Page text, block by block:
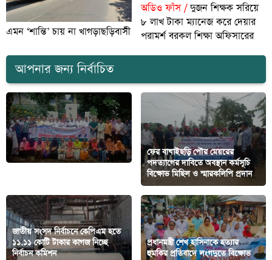
এমন ‘শান্তি’ চায় না খাগড়াছড়িবাসী
অডিও ফাঁস /দুজন শিক্ষক সরিয়ে
৮ লাখ টাকা ম্যানেজ করে দেয়ার
পরামর্শ বরকল শিক্ষা অফিসারের
আপনার জন্য নির্বাচিত
ফের বাঘাইছড়ি পৌর মেয়রের
পদত্যাগের দাবিতে অবস্থান কর্মসূচি
বিক্ষোভ মিছিল ও স্মারকলিপি প্রদান
জাতীয় সংসদ নির্বাচনে কেপিএম হতে
১১.১১ কোটি টাকার কাগজ নিচ্ছে
নির্বাচন কমিশন
প্রধানমন্ত্রী শেখ হাসিনাকে হত্যার
হুমকির প্রতিবাদে লংগদুতে বিক্ষোভ